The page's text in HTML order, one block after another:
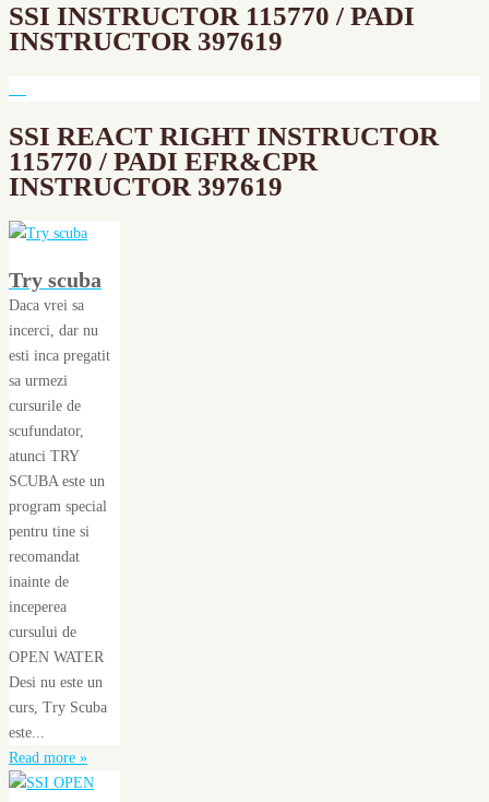
SSI INSTRUCTOR 115770 / PADI
INSTRUCTOR 397619
SSI REACT RIGHT INSTRUCTOR
115770 / PADI EFR&CPR
INSTRUCTOR 397619
Try scuba
Daca vrei sa
incerci, dar nu
esti inca pregatit
sa urmezi
cursurile de
scufundator,
atunci TRY
SCUBA este un
program special
pentru tine si
recomandat
inainte de
inceperea
cursului de
OPEN WATER
Desi nu este un
curs, Try Scuba
este...
Read more »